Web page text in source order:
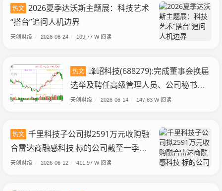
热文 2026夏季达沃斯主题展：科技艺术
“搭台”追问人机边界
天创财缘 2026-06-24 109.77 W 阅读
热文 峰岹科技(688279):完成董事会换届
选举及聘任高级管理人员、公司秘书以
及内部审计机构负责人
天创财缘 2026-06-14 147.83 W 阅读
热文 千里科技子公司拟2591万元收购融
合雷达商融感科技 标的公司截至一季度
末净资产为负
天创财缘 2026-06-12 411.97 W 阅读